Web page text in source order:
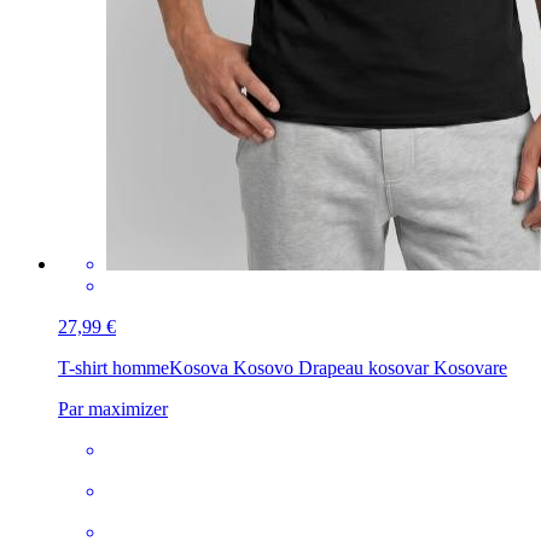
27,99 €
T-shirt hommeKosova Kosovo Drapeau kosovar Kosovare
Par maximizer